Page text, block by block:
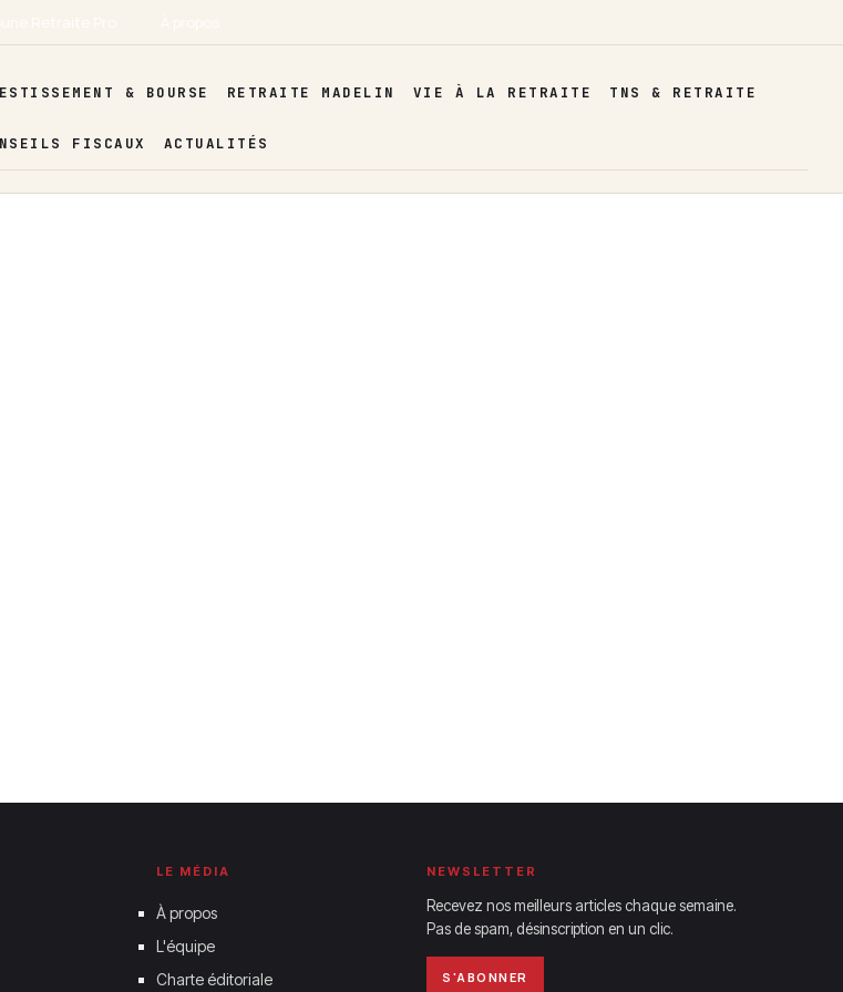
& BOURSE RETRAITE MADELIN VIE À LA RETRAITE TNS & RETRAITE
FISCAUX ACTUALITÉS
LE MÉDIA
À propos
L'équipe
Charte éditoriale
NEWSLETTER
Recevez nos meilleurs articles chaque semaine.
Pas de spam, désinscription en un clic.
S'ABONNER